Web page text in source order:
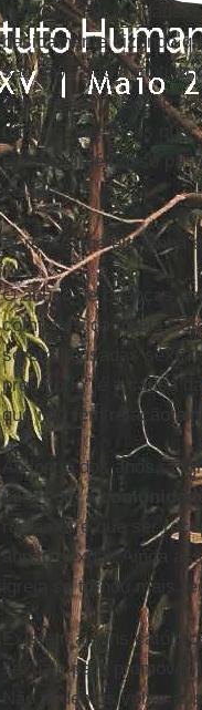
lésbicas. Foi maldade.
basicamente dizendo
são gays são o motivo
aconteceram. E isso
não é o que Jesus
porque ele é nosso
coisas."
Acredito que ele tenha
O abuso de crianças
como fora da Igreja
serem abusadas
predatório” é a causa da
que não tem relação
Ao longo dos anos, a
para com a
reclamar é que ser
abuso sexual. Ainda
igreja se tornou mais
Existem alguns
sexuais para
Não podemos voltar a